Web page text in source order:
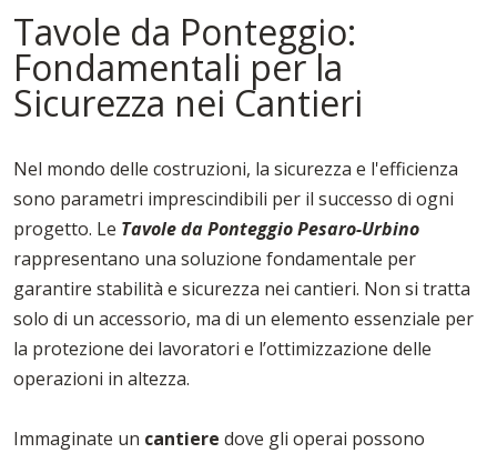
Tavole da Ponteggio:
Fondamentali per la
Sicurezza nei Cantieri
Nel mondo delle costruzioni, la sicurezza e l'efficienza
sono parametri imprescindibili per il successo di ogni
progetto. Le Tavole da Ponteggio Pesaro-Urbino
rappresentano una soluzione fondamentale per
garantire stabilità e sicurezza nei cantieri. Non si tratta
solo di un accessorio, ma di un elemento essenziale per
la protezione dei lavoratori e l’ottimizzazione delle
operazioni in altezza.
Immaginate un cantiere dove gli operai possono